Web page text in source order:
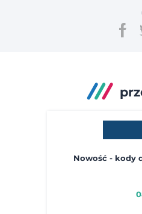
Nowość - kody